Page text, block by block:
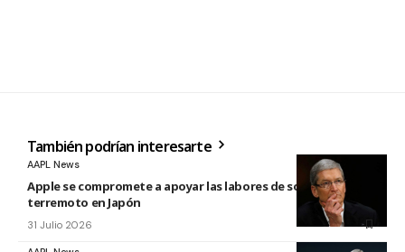
También podrían interesarte
AAPL News
Apple se compromete a apoyar las labores de socorro tras el
terremoto en Japón
31 Julio 2026